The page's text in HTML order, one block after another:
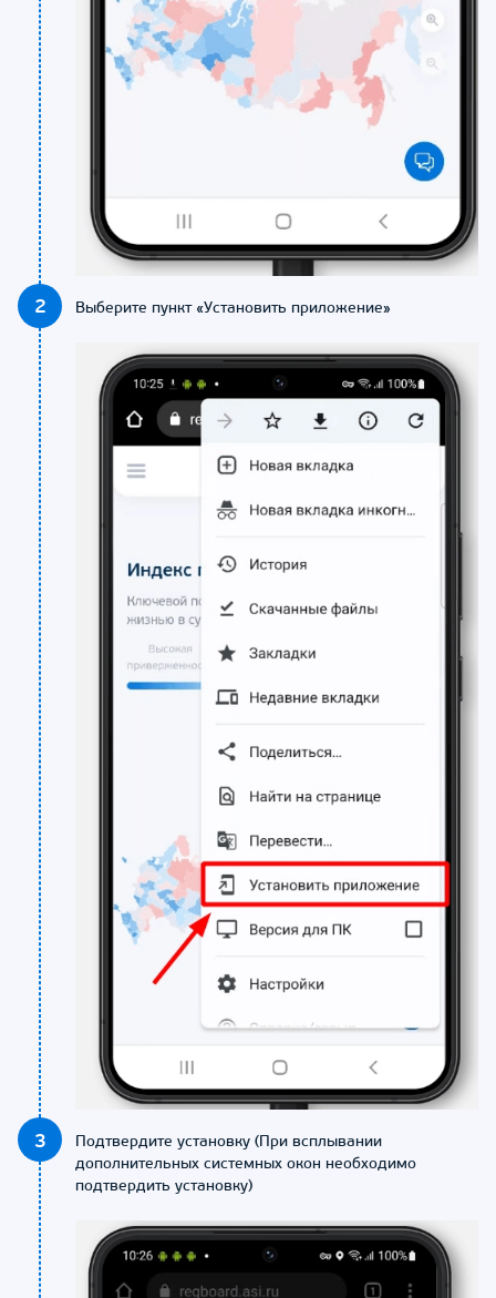
2 Выберите пункт «Установить приложение»
3
Подтвердите установку (При всплывании
дополнительных системных окон необходимо
подтвердить установку)